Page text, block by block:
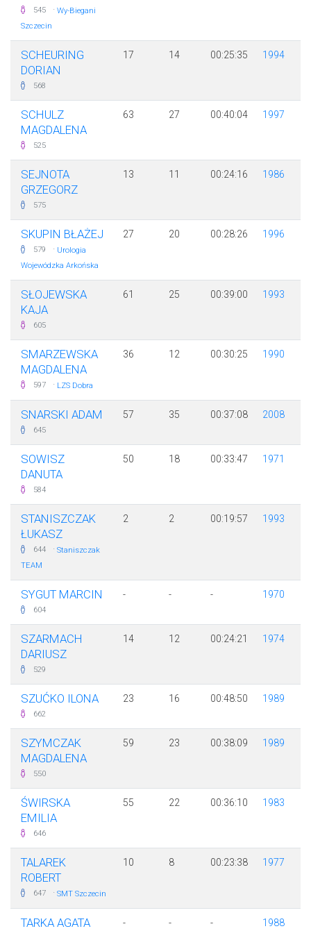
545 · Wy-Biegani
Szczecin
SCHEURING
DORIAN
568
17 14 00:25:35 1994
SCHULZ
MAGDALENA
525
63 27 00:40:04 1997
SEJNOTA
GRZEGORZ
575
13 11 00:24:16 1986
SKUPIN BŁAŻEJ
579 · Urologia
Wojewódzka Arkońska
27 20 00:28:26 1996
SŁOJEWSKA
KAJA
605
61 25 00:39:00 1993
SMARZEWSKA
MAGDALENA
597 · LZS Dobra
36 12 00:30:25 1990
SNARSKI ADAM
645
57 35 00:37:08 2008
SOWISZ
DANUTA
584
50 18 00:33:47 1971
STANISZCZAK
ŁUKASZ
644 · Staniszczak
TEAM
2 2 00:19:57 1993
SYGUT MARCIN
604
- - - 1970
SZARMACH
DARIUSZ
529
14 12 00:24:21 1974
SZUĆKO ILONA
662
23 16 00:48:50 1989
SZYMCZAK
MAGDALENA
550
59 23 00:38:09 1989
ŚWIRSKA
EMILIA
646
55 22 00:36:10 1983
TALAREK
ROBERT
647 · SMT Szczecin
10 8 00:23:38 1977
TARKA AGATA - - - 1988